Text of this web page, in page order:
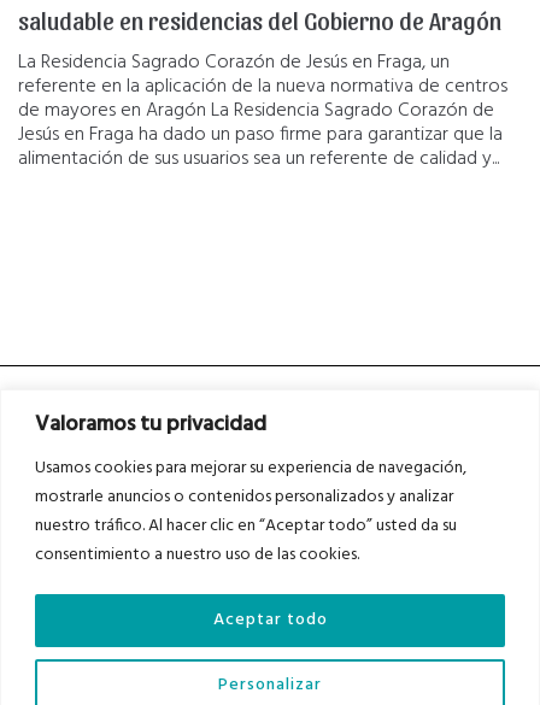
Valoramos tu privacidad
Usamos cookies para mejorar su experiencia de navegación,
mostrarle anuncios o contenidos personalizados y analizar
nuestro tráfico. Al hacer clic en “Aceptar todo” usted da su
consentimiento a nuestro uso de las cookies.
Personalizar
Aceptar todo
saludable en residencias del Gobierno de Aragón
La Residencia Sagrado Corazón de Jesús en Fraga, un
referente en la aplicación de la nueva normativa de centros
de mayores en Aragón La Residencia Sagrado Corazón de
Jesús en Fraga ha dado un paso firme para garantizar que la
alimentación de sus usuarios sea un referente de calidad y...
Asociados a
Auditados por